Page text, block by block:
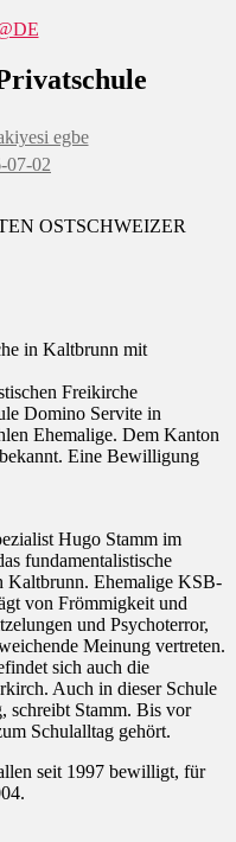
egbe
07-02
OSTSCHWEIZER
in Kaltbrunn mit
Freikirche
Domino Servite in
Ehemalige. Dem Kanton
Eine Bewilligung
Hugo Stamm im
fundamentalistische
Kaltbrunn. Ehemalige KSB-
von Frömmigkeit und
und Psychoterror,
Meinung vertreten.
sich auch die
Auch in dieser Schule
schreibt Stamm. Bis vor
Schulalltag gehört.
seit 1997 bewilligt, für